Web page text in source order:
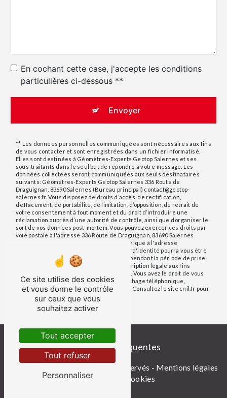
En cochant cette case, j'accepte les conditions
particulières ci-dessous **
Envoyer
** Les données personnelles communiquées sont nécessaires aux fins
de vous contacter et sont enregistrées dans un fichier informatisé.
Elles sont destinées à Géomètres-Experts Geotop Salernes et ses
sous-traitants dans le seul but de répondre à votre message. Les
données collectées seront communiquées aux seuls destinataires
suivants: Géomètres-Experts Geotop Salernes 336 Route de
Draguignan, 83690 Salernes (Bureau principal) contact@geotop-
salernes.fr. Vous disposez de droits d’accès, de rectification,
d’effacement, de portabilité, de limitation, d’opposition, de retrait de
votre consentement à tout moment et du droit d’introduire une
réclamation auprès d’une autorité de contrôle, ainsi que d’organiser le
sort de vos données post-mortem. Vous pouvez exercer ces droits par
voie postale à l'adresse 336 Route de Draguignan, 83690 Salernes
(Bureau principal) ou par courrier électronique à l'adresse
contact@geotop-salernes.fr. Un justificatif d'identité pourra vous être
demandé. Nous conservons vos données pendant la période de prise
de contact puis pendant la durée de prescription légale aux fins
probatoires et de gestion des contentieux. Vous avez le droit de vous
inscrire sur la liste d'opposition au démarchage téléphonique,
disponible à cette adresse:
Bloctel.gouv.fr
. Consultez le site cnil.fr pour
plus d’informations sur vos droits.
Recherches fréquentes
- 2026 - Tous droits réservés - Mentions légales
-Gestion des cookies
Ce site utilise des cookies
et vous donne le contrôle
sur ceux que vous
souhaitez activer
Tout accepter
Tout refuser
Personnaliser